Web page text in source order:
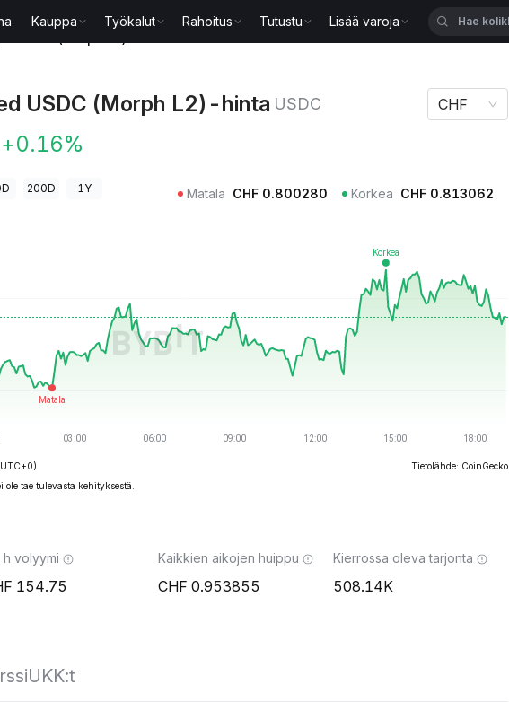
Kauppa Työkalut Rahoitus Tutustu Lisää varoja
USDC (Morph L2)-hinta USDC
+0.16%
CHF
200D 1Y Matala CHF 0.800280 Korkea CHF 0.813062
Tietolähde: CoinGecko
tae tulevasta kehityksestä.
h volyymi
154.75
Kaikkien aikojen huippu
0.953855
Kierrossa oleva tarjonta
508.14K
UKK:t